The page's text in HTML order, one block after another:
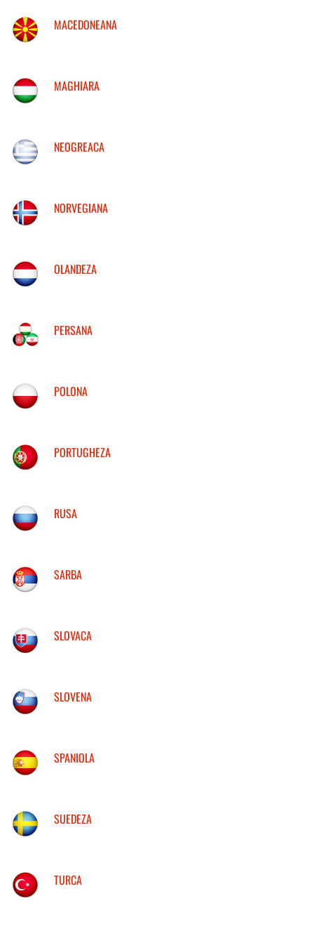
MACEDONEANA
MAGHIARA
NEOGREACA
NORVEGIANA
OLANDEZA
PERSANA
POLONA
PORTUGHEZA
RUSA
SARBA
SLOVACA
SLOVENA
SPANIOLA
SUEDEZA
TURCA